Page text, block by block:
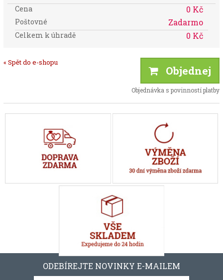
Cena 0 Kč
Poštovné Zadarmo
Celkem k úhradě 0 Kč
« Spět do e-shopu
Objednej
Objednávka s povinností platby
ODEBÍREJTE NOVINKY E-MAILEM